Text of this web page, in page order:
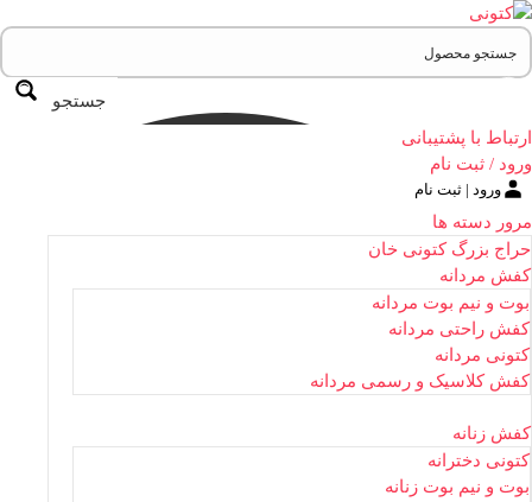
جستجو
ارتباط با پشتیبانی
ورود / ثبت نام
ورود | ثبت نام
مرور دسته ها
حراج بزرگ کتونی خان
کفش مردانه
بوت و نیم بوت مردانه
کفش راحتی مردانه
کتونی مردانه
کفش کلاسیک و رسمی مردانه
کفش زنانه
کتونی دخترانه
بوت و نیم بوت زنانه